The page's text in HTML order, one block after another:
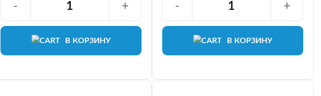
В КОРЗИНУ
- +
В КОРЗИНУ
- +